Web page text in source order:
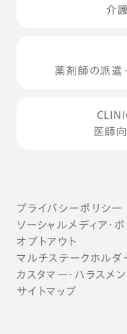
介
薬剤師の派遣
医師
プライバシーポリシー
ソーシャルメディア・
オプトアウト
マルチステークホルダ
カスタマー・ハラスメ
サイトマップ